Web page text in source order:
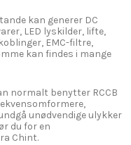
kan generer DC
LED lyskilder, lifte,
EMC-filtre,
kan findes i mange
normalt benytter RCCB
unødvendige ulykker
du for en
Chint.